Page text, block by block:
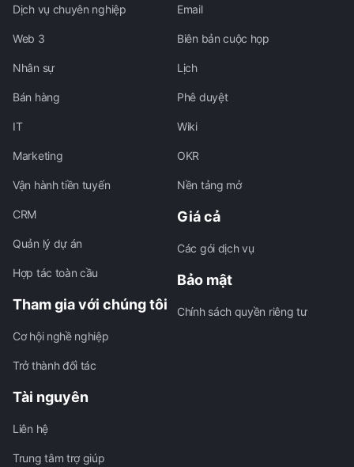
Dịch vụ chuyên nghiệp
Web 3
Nhân sự
Bán hàng
IT
Marketing
Vận hành tiền tuyến
CRM
Quản lý dự án
Hợp tác toàn cầu
Tham gia với chúng tôi
Cơ hội nghề nghiệp
Trở thành đối tác
Tài nguyên
Liên hệ
Trung tâm trợ giúp
Email
Biên bản cuộc họp
Lịch
Phê duyệt
Wiki
OKR
Nền tảng mở
Giá cả
Các gói dịch vụ
Bảo mật
Chính sách quyền riêng tư